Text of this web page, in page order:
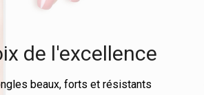
(75 avis)
de l'excellence
beaux, forts et résistants